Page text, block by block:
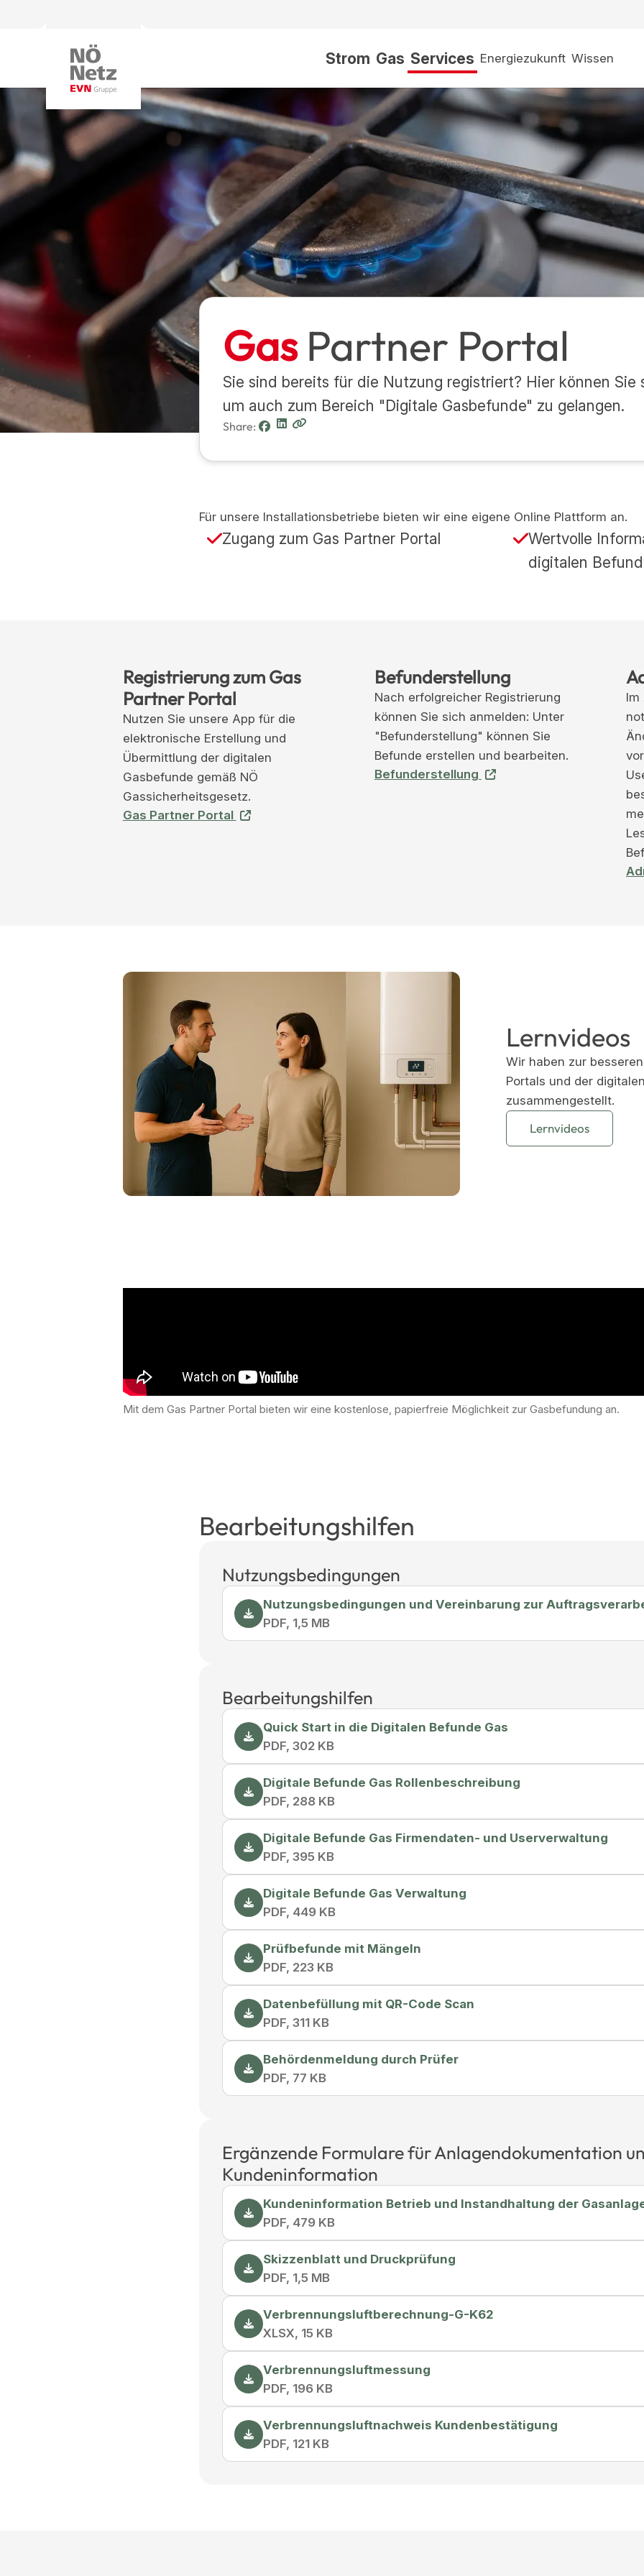
Strom Gas Services Energiezukunft Wissen
GasPartner Portal
Sie sind bereits für die Nutzung registriert? Hier können Sie
um auch zum Bereich "Digitale Gasbefunde" zu gelangen.
Share:
Für unsere Installationsbetriebe bieten wir eine eigene Online Plattform an.
Zugang zum Gas Partner Portal
Wertvolle
digitalen
Registrierung zum Gas
Partner Portal
Nutzen Sie unsere App für die
elektronische Erstellung und
Übermittlung der digitalen
Gasbefunde gemäß NÖ
Gassicherheitsgesetz.
Gas Partner Portal
Befunderstellung
Nach erfolgreicher Registrierung
können Sie sich anmelden: Unter
"Befunderstellung" können Sie
Befunde erstellen und bearbeiten.
Befunderstellung
Im
Lernvideos
Wir haben zur
Portals und der
zusammengestellt.
Lernvideos
Mit dem Gas Partner Portal bieten wir eine kostenlose, papierfreie Möglichkeit zur Gasbefundung an.
Bearbeitungshilfen
Nutzungsbedingungen
Nutzungsbedingungen und Vereinbarung zur
PDF, 1,5 MB
Bearbeitungshilfen
Quick Start in die Digitalen Befunde Gas
PDF, 302 KB
Digitale Befunde Gas Rollenbeschreibung
PDF, 288 KB
Digitale Befunde Gas Firmendaten- und Userverwaltung
PDF, 395 KB
Digitale Befunde Gas Verwaltung
PDF, 449 KB
Prüfbefunde mit Mängeln
PDF, 223 KB
Datenbefüllung mit QR-Code Scan
PDF, 311 KB
Behördenmeldung durch Prüfer
PDF, 77 KB
Ergänzende Formulare für Anlagendokumentation
Kundeninformation
Kundeninformation Betrieb und Instandhaltung der
PDF, 479 KB
Skizzenblatt und Druckprüfung
PDF, 1,5 MB
Verbrennungsluftberechnung-G-K62
XLSX, 15 KB
Verbrennungsluftmessung
PDF, 196 KB
Verbrennungsluftnachweis Kundenbestätigung
PDF, 121 KB